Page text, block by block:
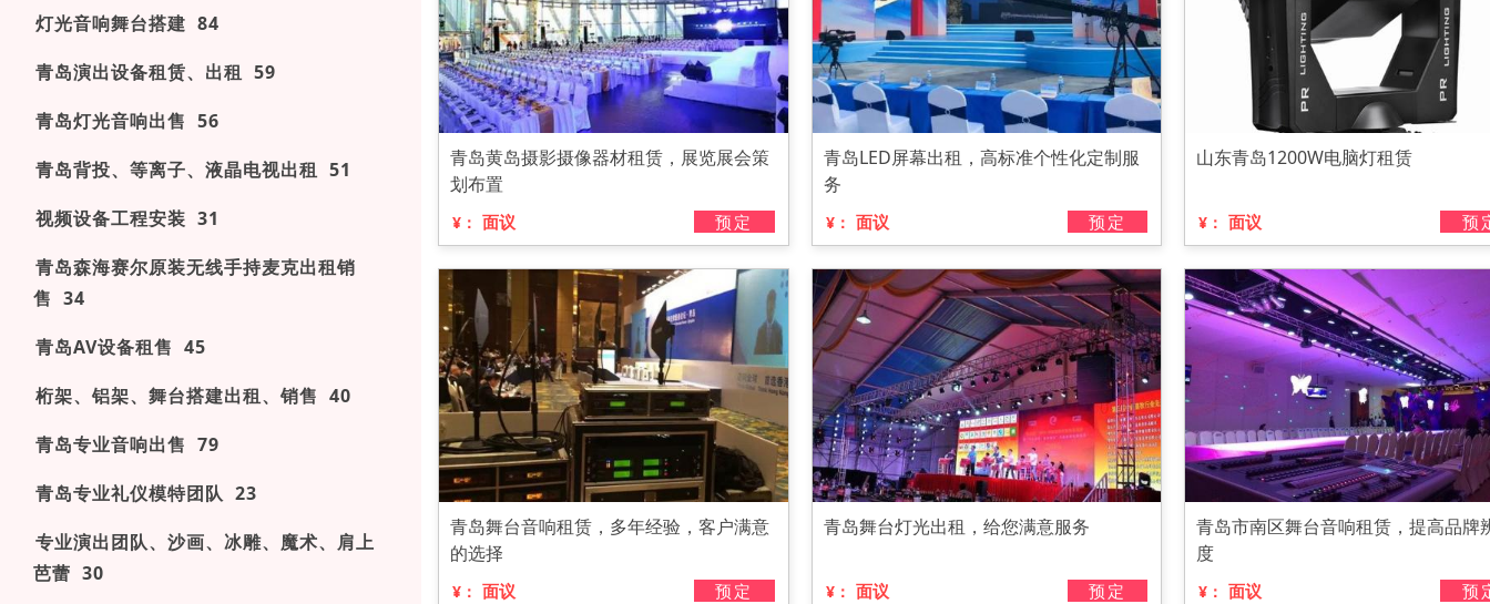
灯光音响舞台搭建 84
青岛演出设备租赁、出租 59
青岛灯光音响出售 56
青岛背投、等离子、液晶电视出租 51
视频设备工程安装 31
青岛森海赛尔原装无线手持麦克出租销
售 34
青岛AV设备租售 45
桁架、铝架、舞台搭建出租、销售 40
青岛专业音响出售 79
青岛专业礼仪模特团队 23
专业演出团队、沙画、冰雕、魔术、肩上
芭蕾 30
青岛黄岛摄影摄像器材租赁，展览展会策
划布置
¥： 面议 预定
青岛LED屏幕出租，高标准个性化定制服
务
¥： 面议 预定
山东青岛1200W电脑灯租赁
¥： 面议 预
青岛舞台音响租赁，多年经验，客户满意
的选择
¥： 面议 预定
青岛舞台灯光出租，给您满意服务
¥： 面议 预定
青岛市南区舞台音响租赁，提高品牌
度
¥： 面议 预